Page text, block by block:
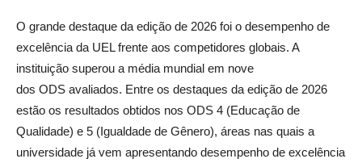
O grande destaque da edição de 2026 foi o desempenho de
excelência da UEL frente aos competidores globais. A
instituição superou a média mundial em nove
dos ODS avaliados. Entre os destaques da edição de 2026
estão os resultados obtidos nos ODS 4 (Educação de
Qualidade) e 5 (Igualdade de Gênero), áreas nas quais a
universidade já vem apresentando desempenho de excelência